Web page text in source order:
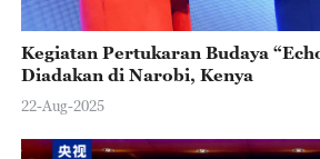
Kegiatan Pertukaran Budaya
Diadakan di Narobi, Kenya
22-Aug-2025